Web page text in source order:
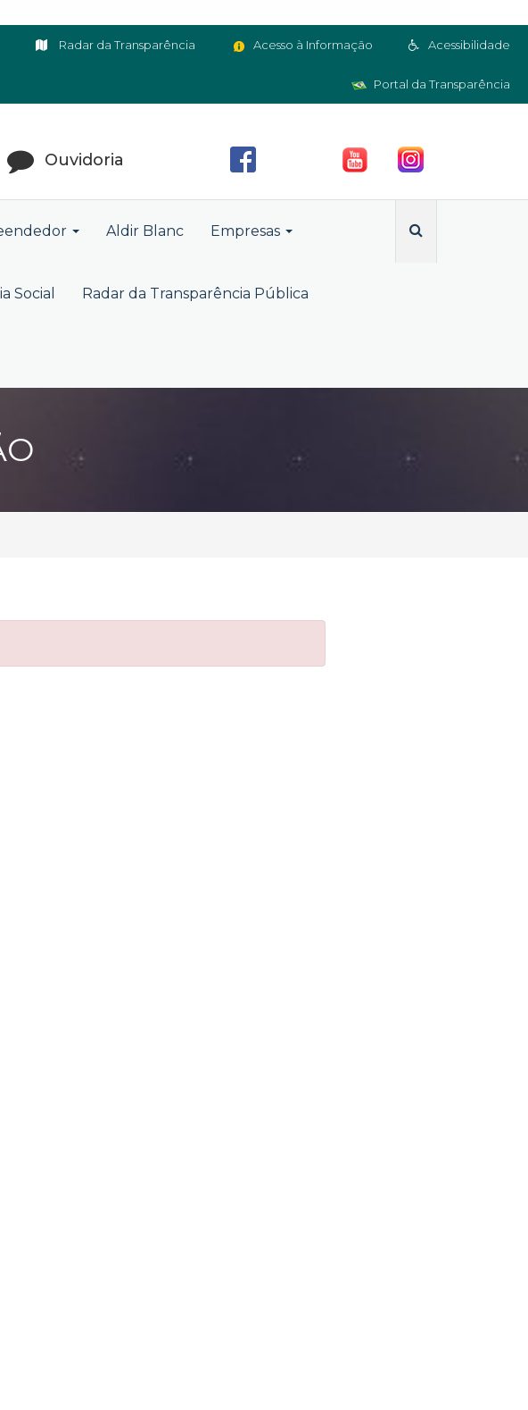
Acessibilidade
Acesso à Informação
Radar da Transparência
Portal da Transparência
Ouvidoria
Aldir Blanc Empresas
Social Radar da Transparência Pública